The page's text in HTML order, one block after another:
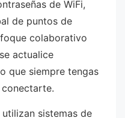
de WiFi,
de puntos de
colaborativo
actualice
que siempre tengas
sistemas de